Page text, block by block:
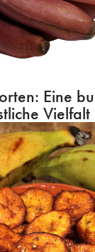
Eine
Vielfalt